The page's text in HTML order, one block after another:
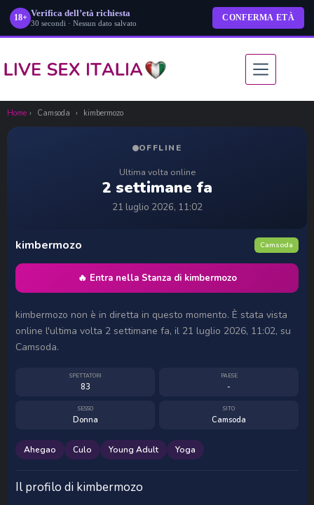
18+ Verifica dell’età richiesta
30 secondi · Nessun dato salvato
CONFERMA ETÀ
contenuto
Home › Camsoda › kimbermozo
OFFLINE
Ultima volta online
2 settimane fa
21 luglio 2026, 11:02
kimbermozo Camsoda
🔥 Entra nella Stanza di kimbermozo
kimbermozo non è in diretta in questo momento. È stata vista
online l'ultima volta 2 settimane fa, il 21 luglio 2026, 11:02, su
Camsoda.
SPETTATORI
83
PAESE
-
SESSO
Donna
SITO
Camsoda
Ahegao Culo Young Adult Yoga
Il profilo di kimbermozo